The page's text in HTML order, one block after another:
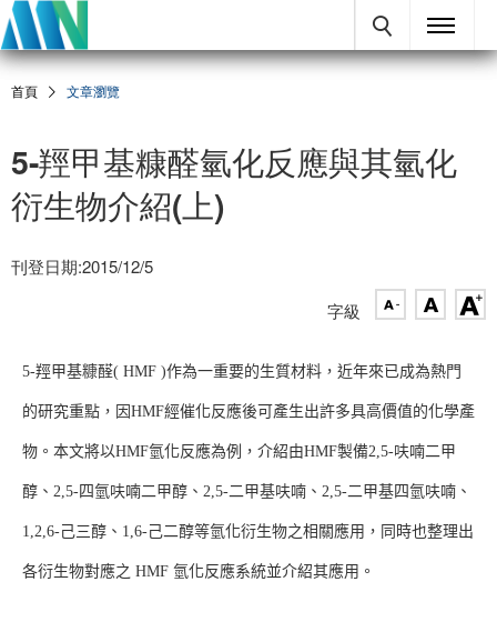
首頁 文章瀏覽
5-羥甲基糠醛氫化反應與其氫化
衍生物介紹(上)
刊登日期:2015/12/5
字級
5-羥甲基糠醛( HMF )作為一重要的生質材料，近年來已成為熱門
的研究重點，因HMF經催化反應後可產生出許多具高價值的化學產
物。本文將以HMF氫化反應為例，介紹由HMF製備2,5-呋喃二甲
醇、2,5-四氫呋喃二甲醇、2,5-二甲基呋喃、2,5-二甲基四氫呋喃、
1,2,6-己三醇、1,6-己二醇等氫化衍生物之相關應用，同時也整理出
各衍生物對應之 HMF 氫化反應系統並介紹其應用。